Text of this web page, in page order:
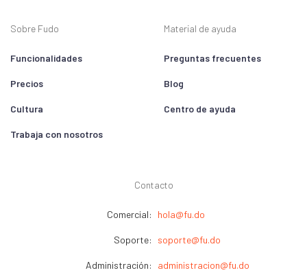
Sobre Fudo
Funcionalidades
Precios
Cultura
Trabaja con nosotros
Material de ayuda
Preguntas frecuentes
Blog
Centro de ayuda
Contacto
Comercial: hola@fu.do
Soporte: soporte@fu.do
Administración: administracion@fu.do